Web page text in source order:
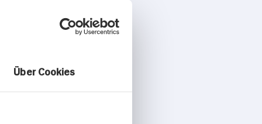
Über Cookies
rot,